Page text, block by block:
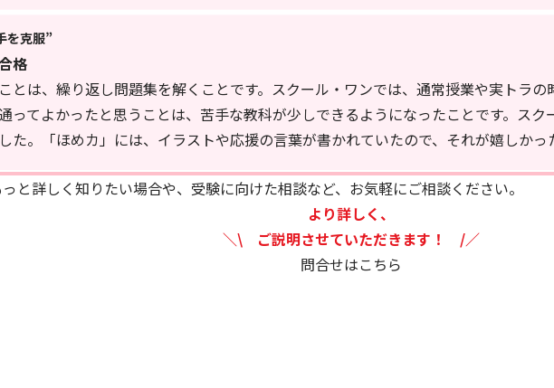
を克服”
格
とは、繰り返し問題集を解くことです。スクール・ワンでは、通常授業や実トラ
ってよかったと思うことは、苦手な教科が少しできるようになったことです。ス
た。「ほめカ」には、イラストや応援の言葉が書かれていたので、それが嬉しかっ
と詳しく知りたい場合や、受験に向けた相談など、お気軽にご相談ください。
より詳しく、
＼\ ご説明させていただきます！ /／
問合せはこちら